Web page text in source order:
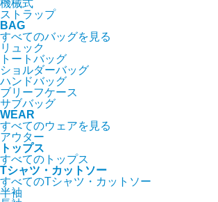
機械式
ストラップ
BAG
すべてのバッグを見る
リュック
トートバッグ
ショルダーバッグ
ハンドバッグ
ブリーフケース
サブバッグ
WEAR
すべてのウェアを見る
アウター
トップス
すべてのトップス
Tシャツ・カットソー
すべてのTシャツ・カットソー
半袖